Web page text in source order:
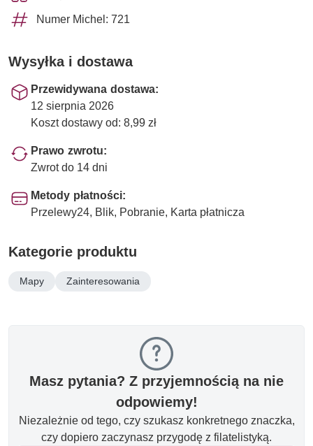
Numer Michel: 721
Wysyłka i dostawa
Przewidywana dostawa:
12 sierpnia 2026
Koszt dostawy od: 8,99 zł
Prawo zwrotu:
Zwrot do 14 dni
Metody płatności:
Przelewy24, Blik, Pobranie, Karta płatnicza
Kategorie produktu
Mapy Zainteresowania
Masz pytania? Z przyjemnością na nie
odpowiemy!
Niezależnie od tego, czy szukasz konkretnego znaczka,
czy dopiero zaczynasz przygodę z filatelistyką.